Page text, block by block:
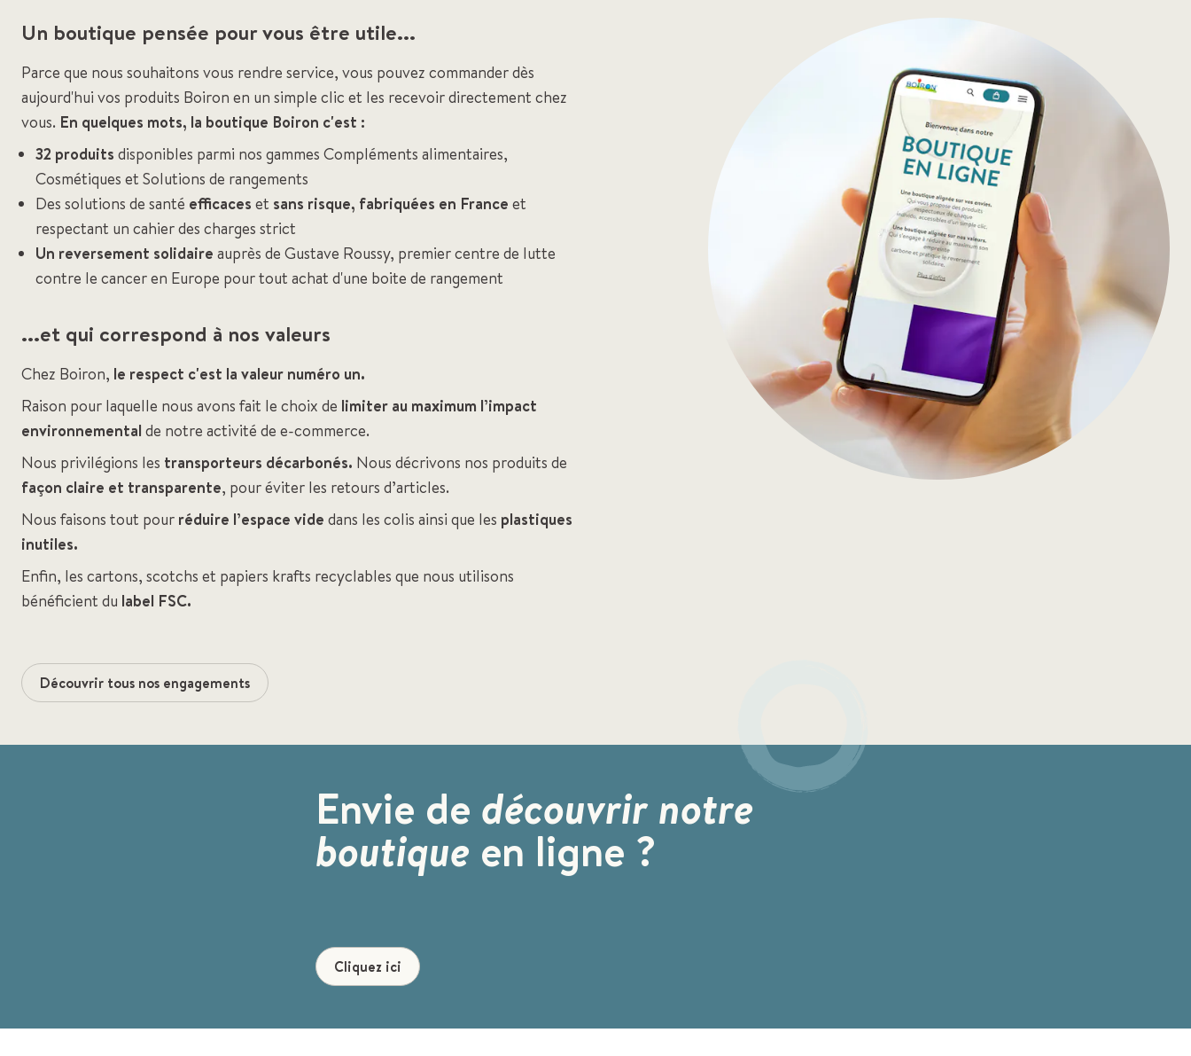
Un boutique pensée pour vous être utile...
Parce que nous souhaitons vous rendre service, vous pouvez commander dès
aujourd'hui vos produits Boiron en un simple clic et les recevoir directement chez
vous. En quelques mots, la boutique Boiron c'est :
32 produits disponibles parmi nos gammes Compléments alimentaires,
Cosmétiques et Solutions de rangements
Des solutions de santé efficaces et sans risque, fabriquées en France et
respectant un cahier des charges strict
Un reversement solidaire auprès de Gustave Roussy, premier centre de lutte
contre le cancer en Europe pour tout achat d'une boite de rangement
...et qui correspond à nos valeurs
Chez Boiron, le respect c'est la valeur numéro un.
Raison pour laquelle nous avons fait le choix de limiter au maximum l’impact
environnemental de notre activité de e-commerce.
Nous privilégions les transporteurs décarbonés. Nous décrivons nos produits de
façon claire et transparente, pour éviter les retours d’articles.
Nous faisons tout pour réduire l’espace vide dans les colis ainsi que les plastiques
inutiles.
Enfin, les cartons, scotchs et papiers krafts recyclables que nous utilisons
bénéficient du label FSC.
Découvrir tous nos engagements
Envie de découvrir notre
boutique en ligne ?
Cliquez ici